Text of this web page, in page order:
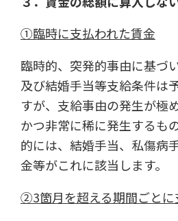
①臨時に支払われた賃金
臨時的、突発的事由に基づ
及び結婚手当等支給条件は
すが、支給事由の発生が極
かつ非常に稀に発生するも
的には、結婚手当、私傷病
金等がこれに該当します。
②3箇月を超える期間ごとに